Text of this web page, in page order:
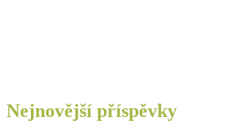
Nejnovější příspěvky